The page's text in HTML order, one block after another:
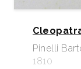
Pinelli
1810